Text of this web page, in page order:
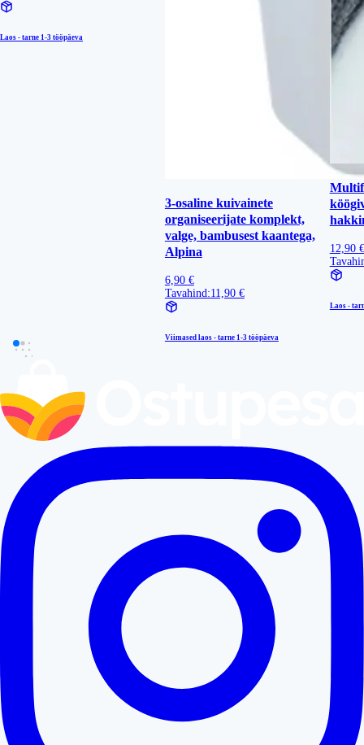
Laos - tarne 1-3 tööpäeva
3-osaline kuivainete
organiseerijate komplekt,
valge, bambusest kaantega,
Alpina
6,90 €
Tavahind:11,90 €
Viimased laos - tarne 1-3 tööpäeva
12,90 €
Laos -